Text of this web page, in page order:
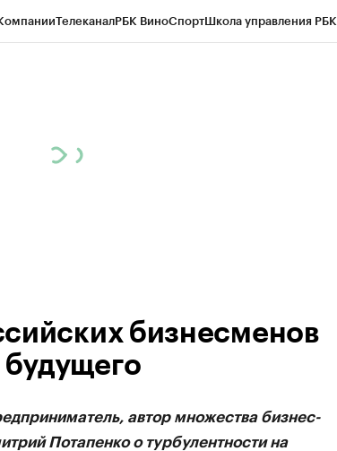
ТелеканалРБК ВиноСпортШкола управления РБК
бизнесменов
автор множества бизнес-
Потапенко о турбулентности на